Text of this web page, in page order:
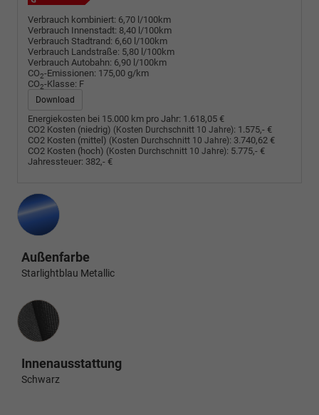
Verbrauch kombiniert: 6,70 l/100km
Verbrauch Innenstadt: 8,40 l/100km
Verbrauch Stadtrand: 6,60 l/100km
Verbrauch Landstraße: 5,80 l/100km
Verbrauch Autobahn: 6,90 l/100km
CO2-Emissionen: 175,00 g/km
CO2-Klasse: F
Download
Energiekosten bei 15.000 km pro Jahr: 1.618,05 €
CO2 Kosten (niedrig) (Kosten Durchschnitt 10 Jahre): 1.575,- €
CO2 Kosten (mittel) (Kosten Durchschnitt 10 Jahre): 3.740,62 €
CO2 Kosten (hoch) (Kosten Durchschnitt 10 Jahre): 5.775,- €
Jahressteuer: 382,- €
Außenfarbe
Starlightblau Metallic
Innenausstattung
Innenausstattung
Schwarz